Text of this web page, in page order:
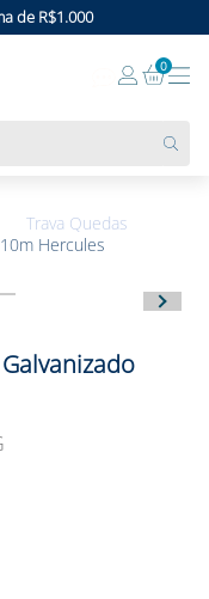
de R$1.000
0
Trava Quedas
Hercules